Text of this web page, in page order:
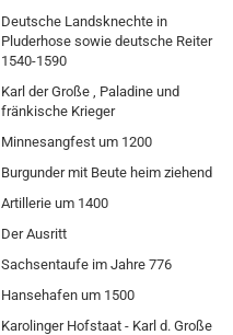
Deutsche Landsknechte in
Pluderhose sowie deutsche Reiter
1540-1590
Karl der Große , Paladine und
fränkische Krieger
Minnesangfest um 1200
Burgunder mit Beute heim ziehend
Artillerie um 1400
Der Ausritt
Sachsentaufe im Jahre 776
Hansehafen um 1500
Karolinger Hofstaat - Karl d. Große